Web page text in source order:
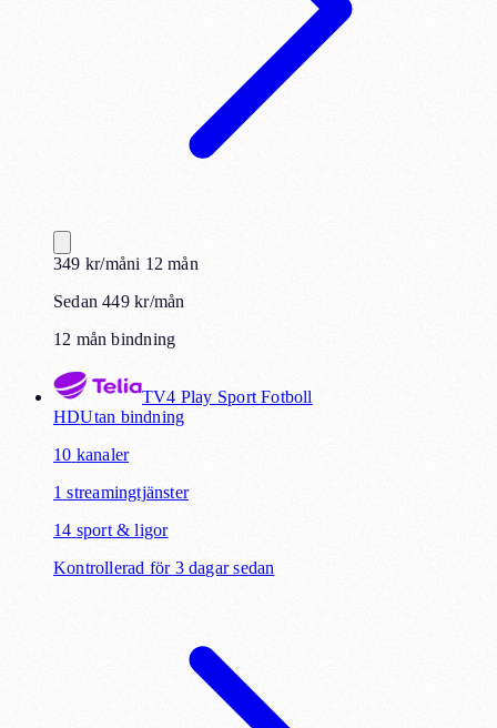
349 kr/måni 12 mån
Sedan 449 kr/mån
12 mån bindning
TV4 Play Sport Fotboll
HDUtan bindning
10 kanaler
1 streamingtjänster
14 sport & ligor
Kontrollerad för 3 dagar sedan